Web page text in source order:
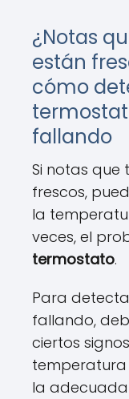
¿Notas
están
cómo
fallando
Si notas que
frescos,
la
veces, el
termostato.
Para
fallando,
ciertos
temperatura
la adecuada